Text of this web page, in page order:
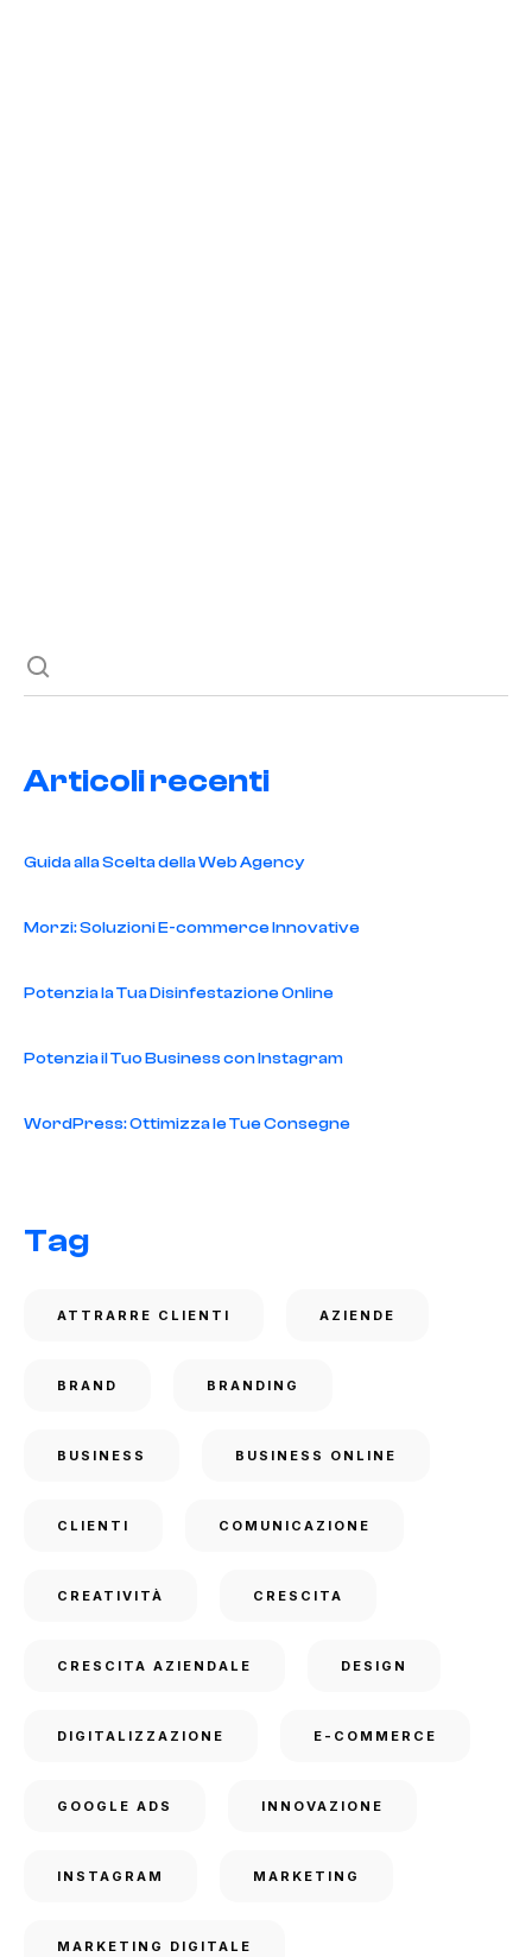
Articoli recenti
Guida alla Scelta della Web Agency
Morzi: Soluzioni E-commerce Innovative
Potenzia la Tua Disinfestazione Online
Potenzia il Tuo Business con Instagram
WordPress: Ottimizza le Tue Consegne
Tag
ATTRARRE CLIENTI AZIENDE
BRAND BRANDING
BUSINESS BUSINESS ONLINE
CLIENTI COMUNICAZIONE
CREATIVITÀ CRESCITA
CRESCITA AZIENDALE DESIGN
DIGITALIZZAZIONE E-COMMERCE
GOOGLE ADS INNOVAZIONE
INSTAGRAM MARKETING
MARKETING DIGITALE